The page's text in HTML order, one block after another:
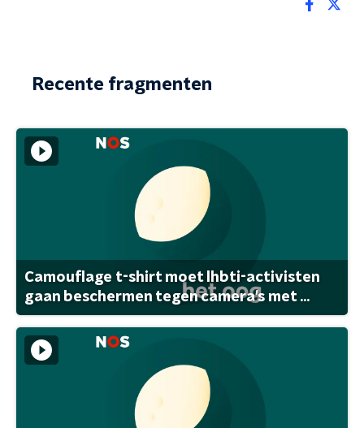
Recente fragmenten
Camouflage t-shirt moet lhbti-activisten
gaan beschermen tegen camera's met ...